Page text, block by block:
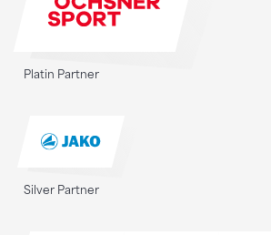
Platin Partner
Silver Partner